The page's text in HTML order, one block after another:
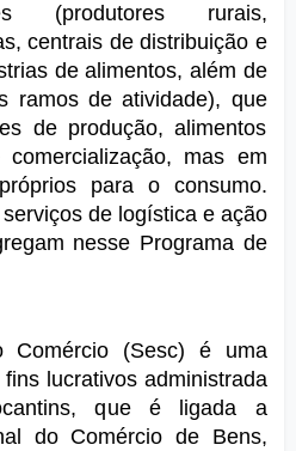
(produtores rurais,
centrais de distribuição e
de alimentos, além de
ramos de atividade), que
de produção, alimentos
mas em
para o consumo.
de logística e ação
nesse Programa de
Comércio (Sesc) é uma
lucrativos administrada
que é ligada a
do Comércio de Bens,